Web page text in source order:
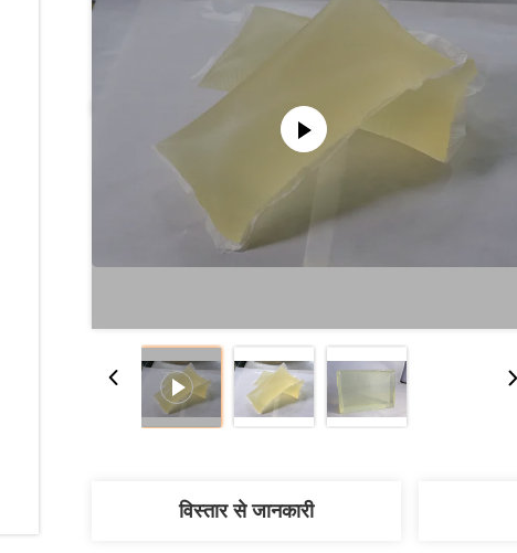
विस्तार से जानकारी